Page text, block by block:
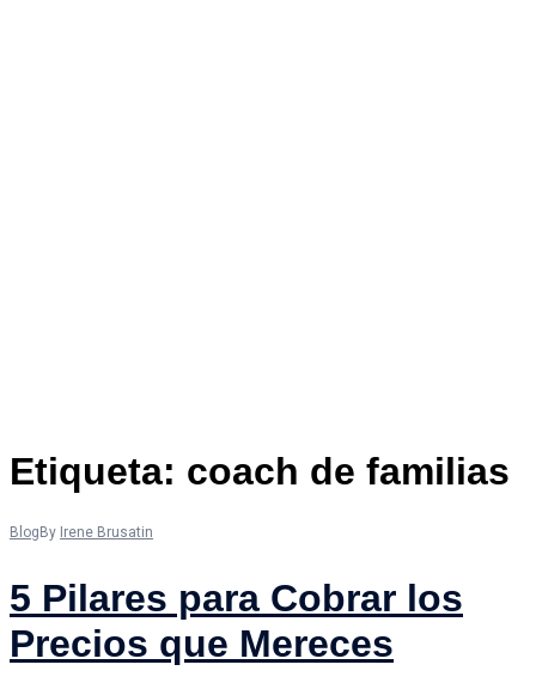
Etiqueta: coach de familias
BlogBy Irene Brusatin
5 Pilares para Cobrar los
Precios que Mereces